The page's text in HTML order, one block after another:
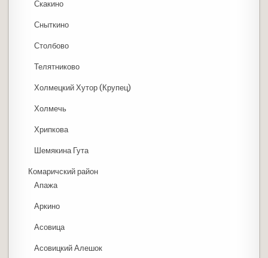
Скакино
Сныткино
Столбово
Телятниково
Холмецкий Хутор (Крупец)
Холмечь
Хрипкова
Шемякина Гута
Комаричский район
Апажа
Аркино
Асовица
Асовицкий Алешок